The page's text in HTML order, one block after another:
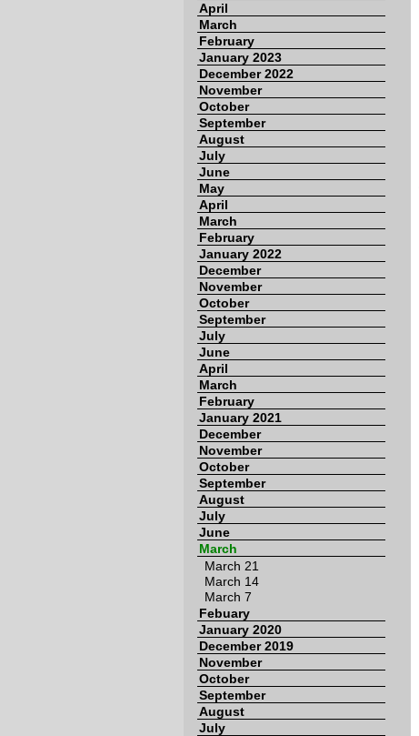
April
March
February
January 2023
December 2022
November
October
September
August
July
June
May
April
March
February
January 2022
December
November
October
September
July
June
April
March
February
January 2021
December
November
October
September
August
July
June
March
March 21
March 14
March 7
Febuary
January 2020
December 2019
November
October
September
August
July